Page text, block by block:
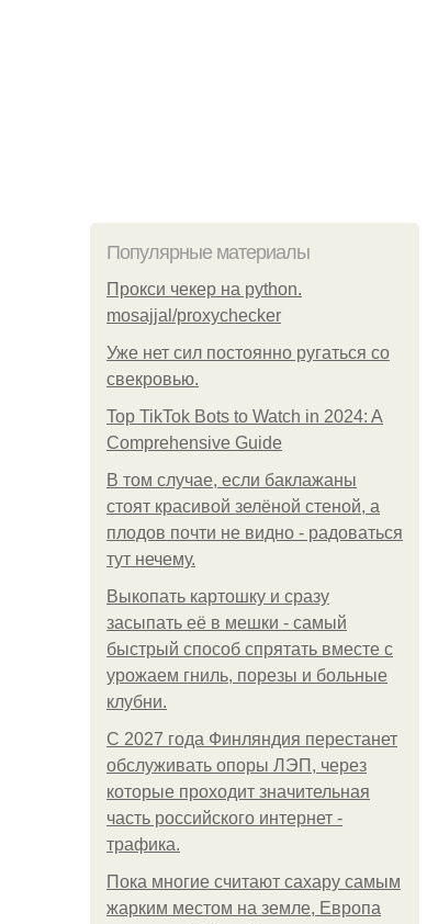
Популярные материалы
Прокси чекер на python.
mosajjal/proxychecker
Уже нет сил постоянно ругаться со
свекровью.
Top TikTok Bots to Watch in 2024: A
Comprehensive Guide
В том случае, если баклажаны
стоят красивой зелёной стеной, а
плодов почти не видно - радоваться
тут нечему.
Выкопать картошку и сразу
засыпать её в мешки - самый
быстрый способ спрятать вместе с
урожаем гниль, порезы и больные
клубни.
С 2027 года Финляндия перестанет
обслуживать опоры ЛЭП, через
которые проходит значительная
часть российского интернет -
трафика.
Пока многие считают сахару самым
жарким местом на земле, Европа